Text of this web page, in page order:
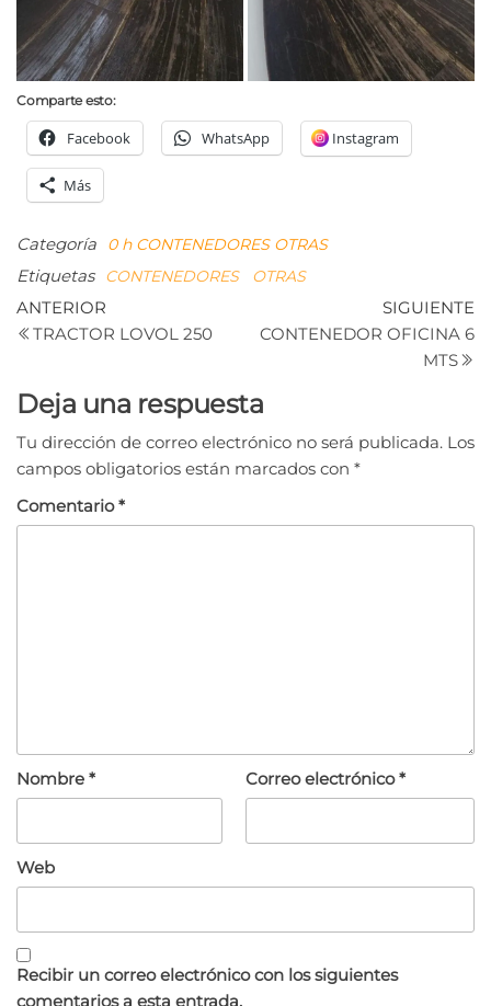
Comparte esto:
Facebook WhatsApp Instagram
Más
Categoría 0 h CONTENEDORES OTRAS
Etiquetas CONTENEDORES OTRAS
Navegación
de
entradas
Entrada
anterior
ANTERIOR
TRACTOR LOVOL 250
SIGUIENTE
CONTENEDOR OFICINA 6
MTS
Deja una respuesta
Tu dirección de correo electrónico no será publicada. Los
campos obligatorios están marcados con *
Comentario*
Nombre * Correo electrónico*
Web
Recibir un correo electrónico con los siguientes
comentarios a esta entrada.